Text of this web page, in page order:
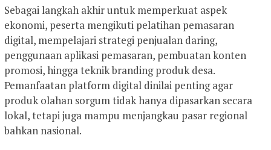
Sebagai langkah akhir untuk memperkuat aspek
ekonomi, peserta mengikuti pelatihan pemasaran
digital, mempelajari strategi penjualan daring,
penggunaan aplikasi pemasaran, pembuatan konten
promosi, hingga teknik branding produk desa.
Pemanfaatan platform digital dinilai penting agar
produk olahan sorgum tidak hanya dipasarkan secara
lokal, tetapi juga mampu menjangkau pasar regional
bahkan nasional.